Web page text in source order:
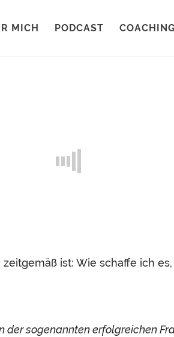
MICH PODCAST COACHING
ist: Wie schaffe ich
der sogenannten erfolgreichen